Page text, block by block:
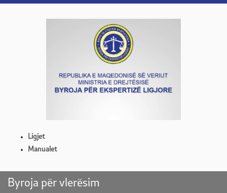
Ligjet
Manualet
Byroja për vlerësim